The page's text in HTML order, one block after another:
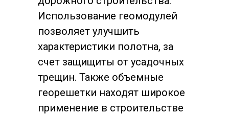
Использование геомодулей
позволяет улучшить
характеристики полотна, за
счет защищиты от усадочных
трещин. Также объемные
георешетки находят широкое
применение в строительстве